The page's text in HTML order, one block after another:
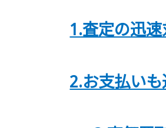
1.査定の迅
2.お支払い